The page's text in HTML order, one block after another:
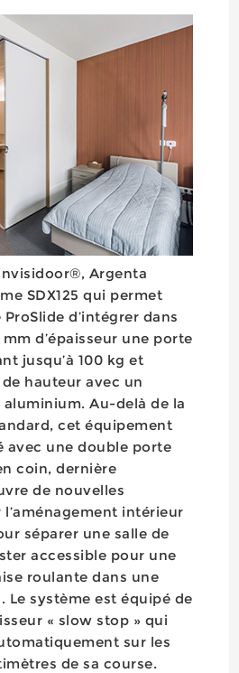
Argenta
SDX125 qui permet
d’intégrer dans
d’épaisseur une porte
jusqu’à 100 kg et
hauteur avec un
Au-delà de la
cet équipement
avec une double porte
coin, dernière
de nouvelles
intérieur
séparer une salle de
accessible pour une
roulante dans une
Le système est équipé de
« slow stop » qui
sur les
de sa course.